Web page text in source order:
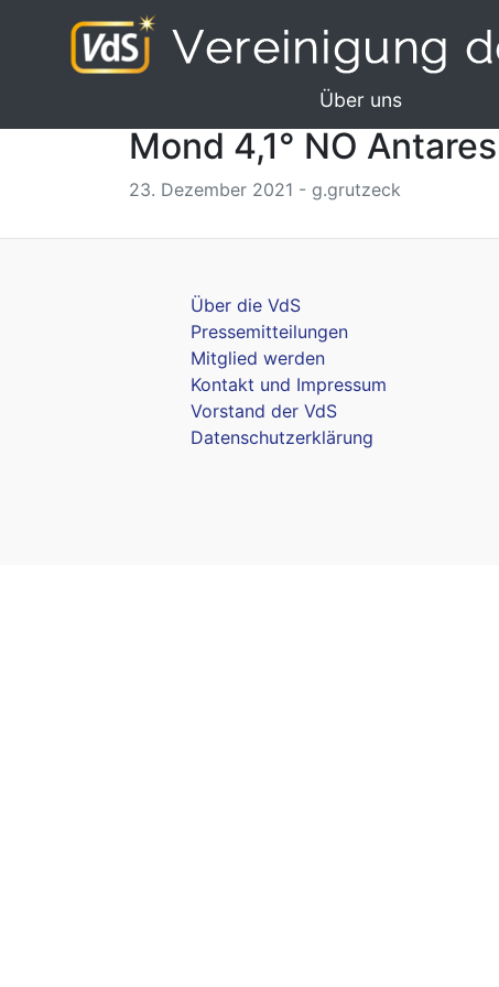
Über uns
Mond 4,1° NO
23. Dezember 2021 - g.grutzeck
Über die VdS
Pressemitteilungen
Mitglied werden
Kontakt und Impressum
Vorstand der VdS
Datenschutzerklärung